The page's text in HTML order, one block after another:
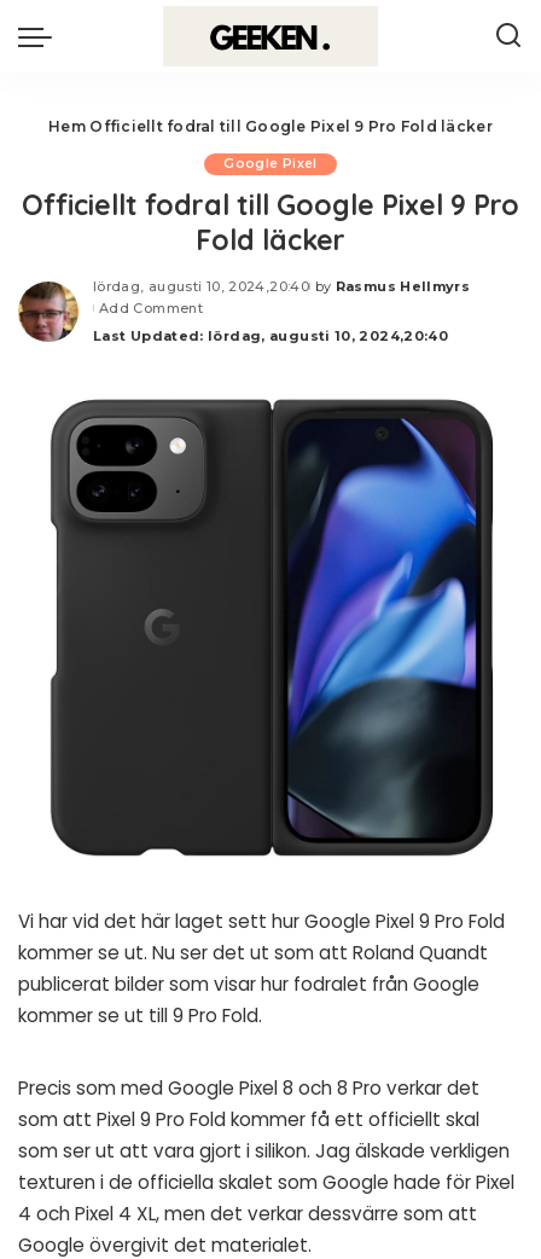
Hem Officiellt fodral till Google Pixel 9 Pro Fold läcker
Google Pixel
Officiellt fodral till Google Pixel 9 Pro
Fold läcker
lördag, augusti 10, 2024,20:40
Posted
by Rasmus Hellmyrs
Add Comment
Last Updated: lördag, augusti 10, 2024,20:40
Vi har vid det här laget sett hur Google Pixel 9 Pro Fold
kommer se ut. Nu ser det ut som att Roland Quandt
publicerat bilder som visar hur fodralet från Google
kommer se ut till 9 Pro Fold.
Precis som med Google Pixel 8 och 8 Pro verkar det
som att Pixel 9 Pro Fold kommer få ett officiellt skal
som ser ut att vara gjort i silikon. Jag älskade verkligen
texturen i de officiella skalet som Google hade för Pixel
4 och Pixel 4 XL, men det verkar dessvärre som att
Google övergivit det materialet.